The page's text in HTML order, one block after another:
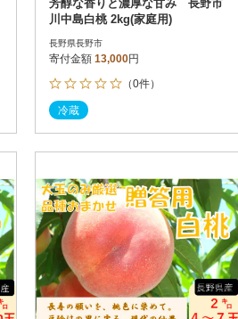
芳醇な香りと濃厚な甘み 長野市
川中島白桃 2kg(家庭用)
長野県長野市
寄付金額 13,000円
（0件）
冷蔵